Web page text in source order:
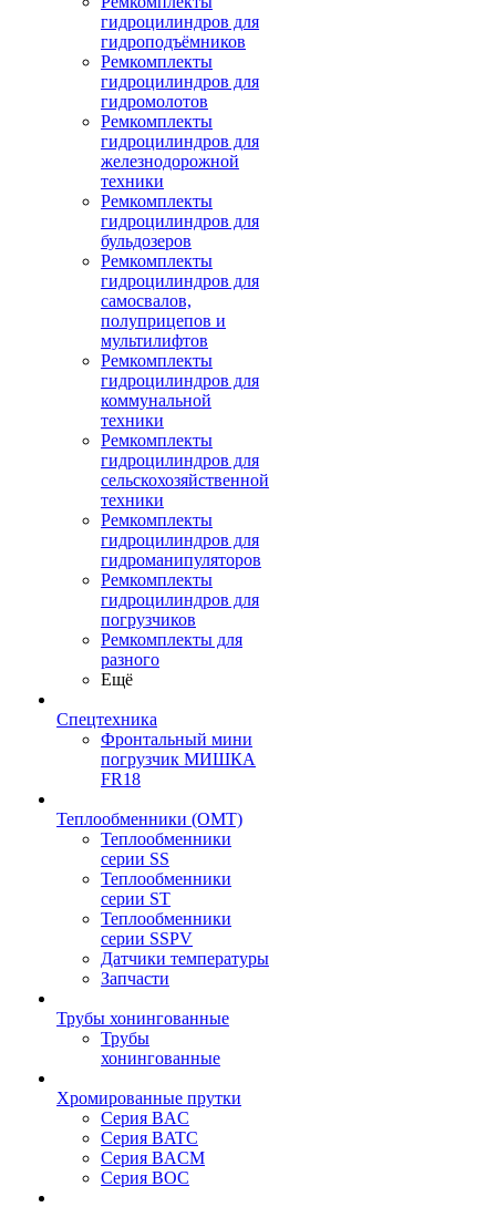
гидроцилиндров для
гидроподъёмников
Ремкомплекты
гидроцилиндров для
гидромолотов
Ремкомплекты
гидроцилиндров для
железнодорожной
техники
Ремкомплекты
гидроцилиндров для
бульдозеров
Ремкомплекты
гидроцилиндров для
самосвалов,
полуприцепов и
мультилифтов
Ремкомплекты
гидроцилиндров для
коммунальной
техники
Ремкомплекты
гидроцилиндров для
сельскохозяйственной
техники
Ремкомплекты
гидроцилиндров для
гидроманипуляторов
Ремкомплекты
гидроцилиндров для
погрузчиков
Ремкомплекты для
разного
Ещё
Спецтехника
Фронтальный мини
погрузчик МИШКА
FR18
Теплообменники (OMT)
Теплообменники
серии SS
Теплообменники
серии ST
Теплообменники
серии SSPV
Датчики температуры
Запчасти
Трубы хонингованные
Трубы
хонингованные
Хромированные прутки
Серия BAC
Серия BATC
Серия BACM
Серия BOC